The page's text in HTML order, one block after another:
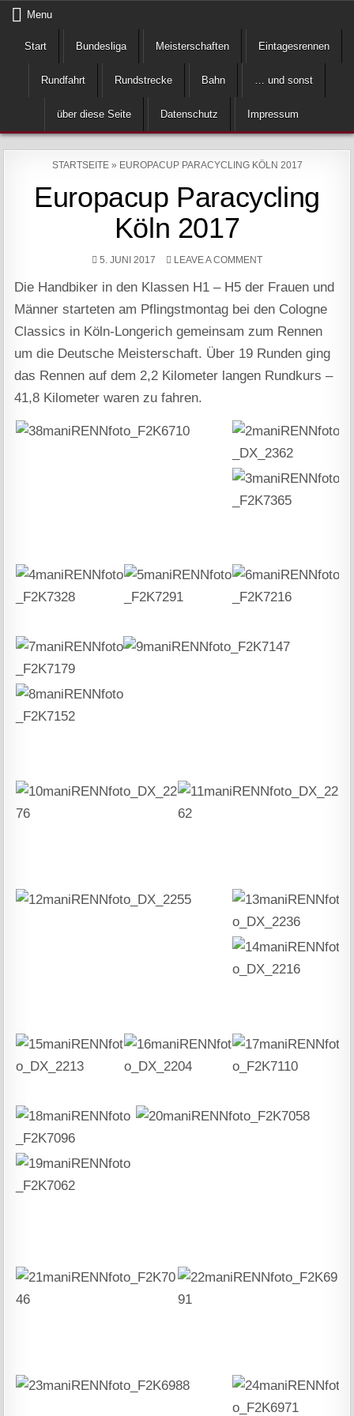
Skip
content
Menu
Start Bundesliga Meisterschaften Eintagesrennen
Rundfahrt Rundstrecke Bahn … und sonst
über diese Seite Datenschutz Impressum
STARTSEITE» EUROPACUP PARACYCLING KÖLN 2017
Europacup Paracycling
Köln 2017
5. JUNI 2017 LEAVE A COMMENTON
KÖLN
Die Handbiker in den Klassen H1 – H5 der Frauen und
Männer starteten am Pflingstmontag bei den Cologne
Classics in Köln-Longerich gemeinsam zum Rennen
um die Deutsche Meisterschaft. Über 19 Runden ging
das Rennen auf dem 2,2 Kilometer langen Rundkurs –
41,8 Kilometer waren zu fahren.